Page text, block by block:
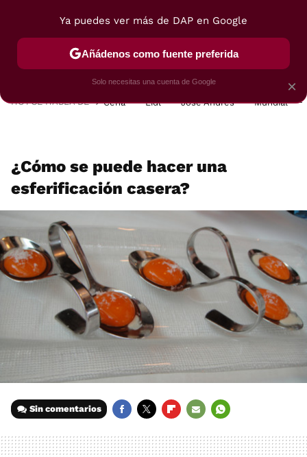
POSTRES VIAJES SELECCIÓN VEGUI
HOY SE HABLA DE Cena Lidl José Andrés Mundial
¿Cómo se puede hacer una
esferificación casera?
Sin comentarios
MAIL
×
Ya puedes ver más de DAP en Google
Añádenos como fuente preferida
Solo necesitas una cuenta de Google